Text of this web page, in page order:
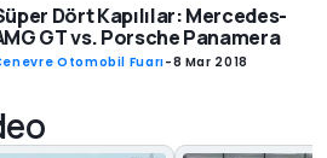
Dört Kapılılar: Mercedes-
GT vs. Porsche Panamera
Otomobil Fuarı-8 Mar 2018